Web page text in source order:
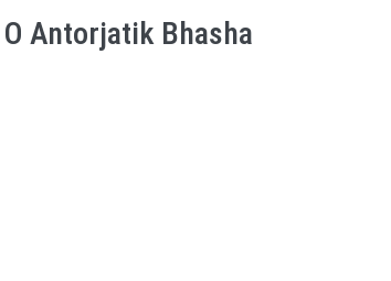
Antorjatik Bhasha